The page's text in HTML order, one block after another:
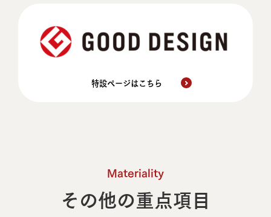
WOOD DESIGN賞受賞
MOCXION
三井不動産レジデンシャル株式会社
MOCXION 四谷三丁目
WOOD DESIGN賞受賞
COFI木造建築デザインアワード受賞
特設ページはこちら
Materiality
その他の重点項目